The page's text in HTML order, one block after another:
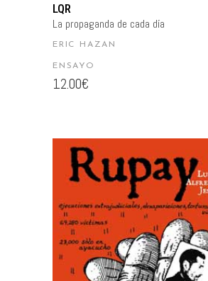
LQR
La propaganda de cada día
ERIC HAZAN
ENSAYO
12.00€